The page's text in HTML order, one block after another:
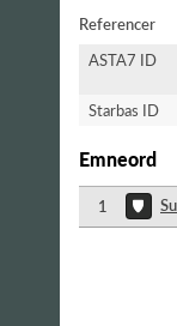
Referencer
ASTA7 ID
Starbas ID
Emneord
1